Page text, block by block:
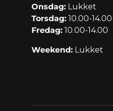
Onsdag: Lukket
Torsdag: 10.00-14.00
Fredag: 10.00-14.00
Weekend: Lukket